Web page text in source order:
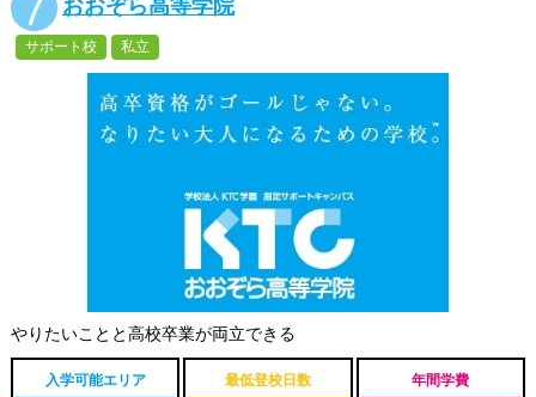
おおぞら高等学院
サポート校 私立
やりたいことと高校卒業が両立できる
入学可能エリア 最低登校日数 年間学費